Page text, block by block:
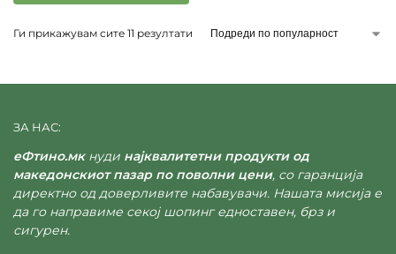
Ги прикажувам сите 11 резултати
ЗА НАС:
еФтино.мкнуди најквалитетни продукти од
македонскиот пазар по поволни цени, со гаранција
директно од доверливите набавувачи. Нашата мисија е
да го направиме секој шопинг едноставен, брз и
сигурен.